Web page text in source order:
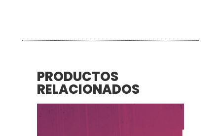
PRODUCTOS
RELACIONADOS